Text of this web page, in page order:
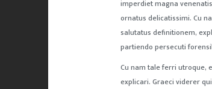
imperdiet magna
ornatus delicatissimi. Cu
salutatus definitionem,
partiendo persecuti
Cu nam tale ferri utroque,
explicari. Graeci viderer